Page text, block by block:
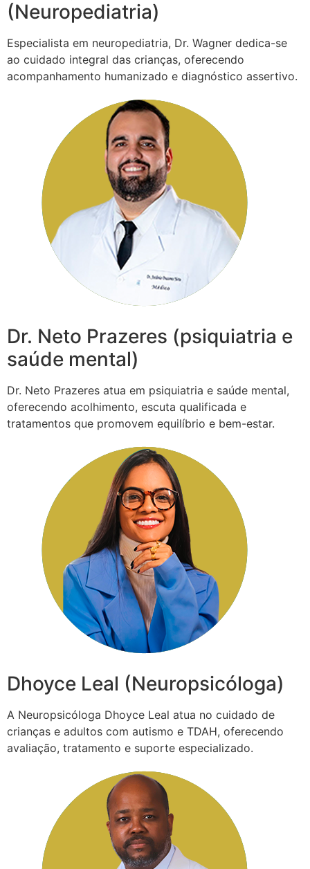
(Neuropediatria)
Especialista em neuropediatria, Dr. Wagner dedica-se
ao cuidado integral das crianças, oferecendo
acompanhamento humanizado e diagnóstico assertivo.
Dr. Neto Prazeres (psiquiatria e
saúde mental)
Dr. Neto Prazeres atua em psiquiatria e saúde mental,
oferecendo acolhimento, escuta qualificada e
tratamentos que promovem equilíbrio e bem-estar.
Dhoyce Leal (Neuropsicóloga)
A Neuropsicóloga Dhoyce Leal atua no cuidado de
crianças e adultos com autismo e TDAH, oferecendo
avaliação, tratamento e suporte especializado.